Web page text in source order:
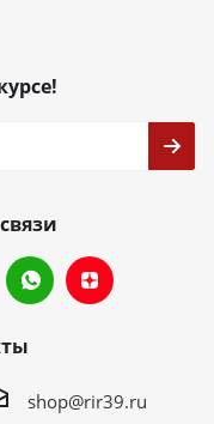
shop@rir39.ru